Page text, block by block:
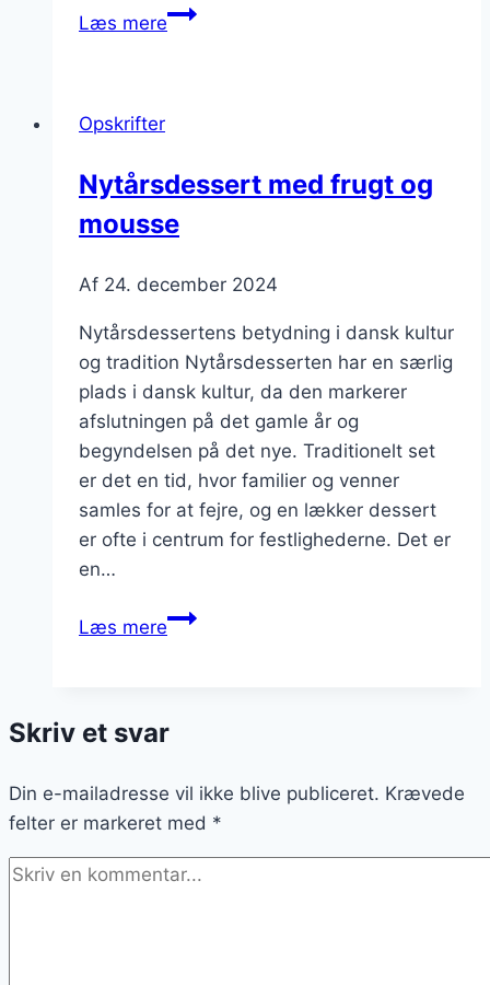
Læs mereNytårsdessert
Opskrifter
Nytårsdessert med frugt og
mousse
Af 24. december 2024
Nytårsdessertens betydning i dansk kultur
og tradition Nytårsdesserten har en særlig
plads i dansk kultur, da den markerer
afslutningen på det gamle år og
begyndelsen på det nye. Traditionelt set
er det en tid, hvor familier og venner
samles for at fejre, og en lækker dessert
er ofte i centrum for festlighederne. Det er
en…
Læs mereNytårsdessert
mousse
Skriv et svar
Din e-mailadresse vil ikke blive publiceret. Krævede
felter er markeret med *